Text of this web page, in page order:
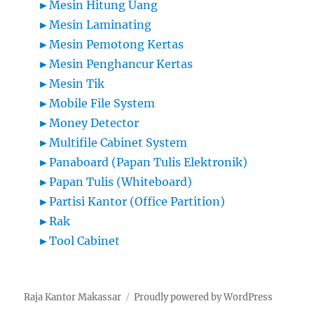
►Mesin Hitung Uang
►Mesin Laminating
►Mesin Pemotong Kertas
►Mesin Penghancur Kertas
►Mesin Tik
►Mobile File System
►Money Detector
►Multifile Cabinet System
►Panaboard (Papan Tulis Elektronik)
►Papan Tulis (Whiteboard)
►Partisi Kantor (Office Partition)
►Rak
►Tool Cabinet
Raja Kantor Makassar Proudly powered by WordPress